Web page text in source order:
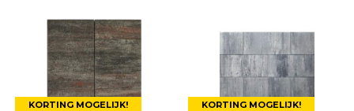
KORTING MOGELIJK! KORTING MOGELIJK!